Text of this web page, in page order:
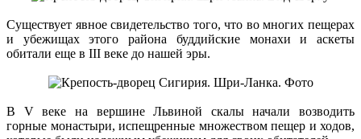
Существует явное свидетельство того, что во многих пещерах
и убежищах этого района буддийские монахи и аскеты
обитали еще в III веке до нашей эры.
В V веке на вершине Львиной скалы начали возводить
горные монастыри, испещренные множеством пещер и ходов,